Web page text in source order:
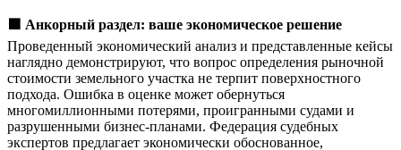
Анкорный раздел: ваше экономическое решение
Проведенный экономический анализ и представленные кейсы
наглядно демонстрируют, что вопрос определения рыночной
стоимости земельного участка не терпит поверхностного
подхода. Ошибка в оценке может обернуться
многомиллионными потерями, проигранными судами и
разрушенными бизнес-планами. Федерация судебных
экспертов предлагает экономически обоснованное,